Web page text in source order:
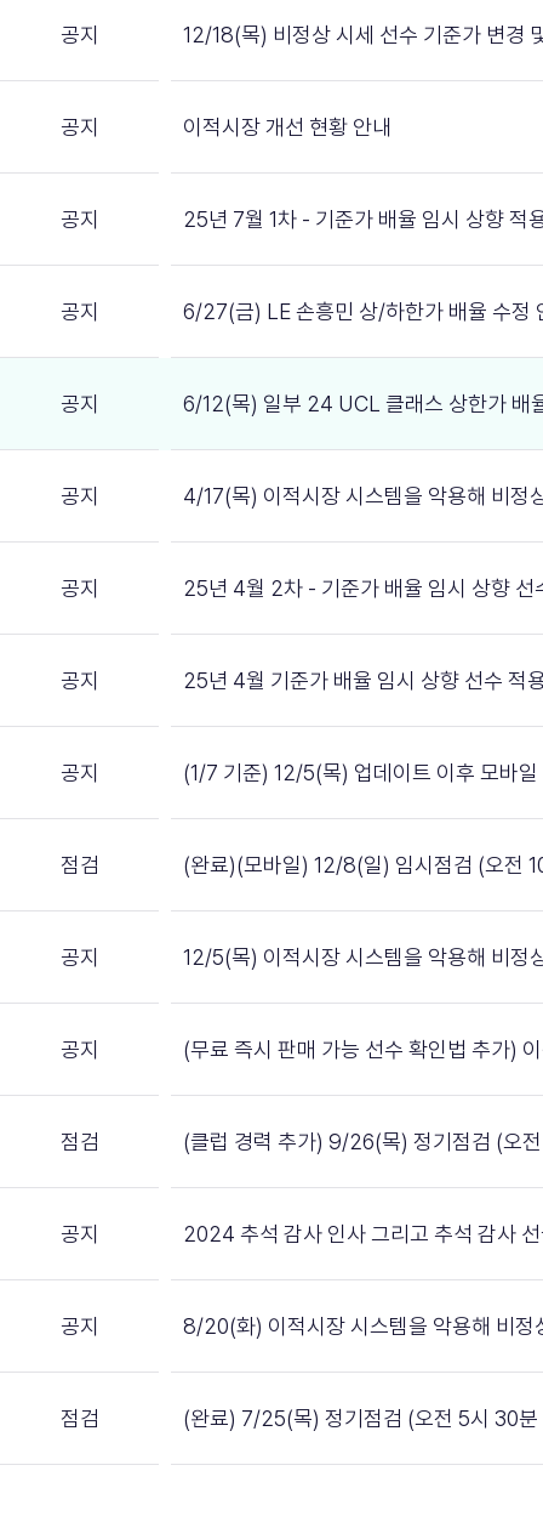
공지 12/18(목) 비정상 시세 선수 기준가 변경
공지 이적시장 개선 현황 안내
공지 25년 7월 1차 - 기준가 배율 임시 상향 적
공지 6/27(금) LE 손흥민 상/하한가 배율 수정
공지 6/12(목) 일부 24 UCL 클래스 상한가 배
공지 4/17(목) 이적시장 시스템을 악용해 비정
공지 25년 4월 2차 - 기준가 배율 임시 상향 선
공지 25년 4월 기준가 배율 임시 상향 선수 적
공지 (1/7 기준) 12/5(목) 업데이트 이후 모바
점검 (완료)(모바일) 12/8(일) 임시점검 (오전
공지 12/5(목) 이적시장 시스템을 악용해 비정
공지 (무료 즉시 판매 가능 선수 확인법 추가)
점검 (클럽 경력 추가) 9/26(목) 정기점검 (오
공지 2024 추석 감사 인사 그리고 추석 감사
공지 8/20(화) 이적시장 시스템을 악용해 비정
점검 (완료) 7/25(목) 정기점검 (오전 5시 30